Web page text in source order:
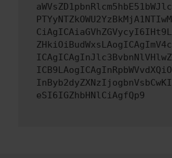
eSI6IGZhbHNlCiAgfQp9